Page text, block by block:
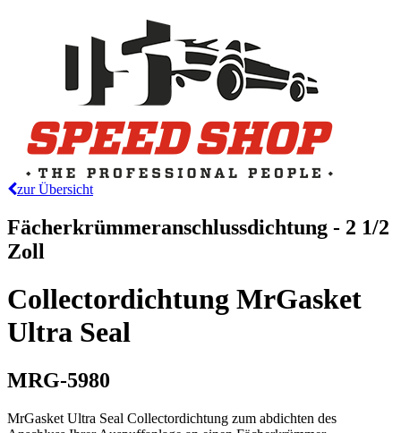
zur Übersicht
Fächerkrümmeranschlussdichtung - 2 1/2
Zoll
Collectordichtung MrGasket
Ultra Seal
MRG-5980
MrGasket Ultra Seal Collectordichtung zum abdichten des